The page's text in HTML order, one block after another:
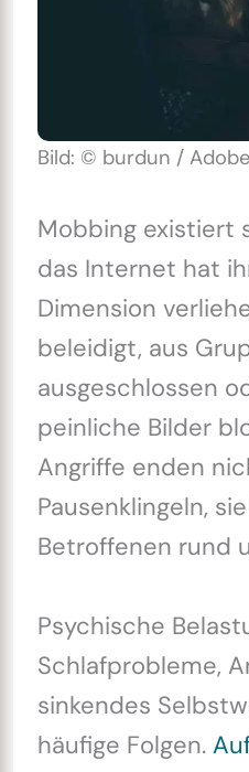
Bild: © burdun /
Mobbing existiert
das Internet hat
Dimension
beleidigt, aus
ausgeschlossen
peinliche Bilder
Angriffe enden
Pausenklingeln,
Betroffenen rund
Psychische
Schlafprobleme,
sinkendes
häufige Folgen.